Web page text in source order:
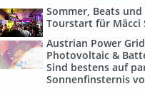
Sommer, Beats und
Tourstart für Mäcci
Austrian Power
Photovoltaic &
Sind bestens auf
Sonnenfinsternis